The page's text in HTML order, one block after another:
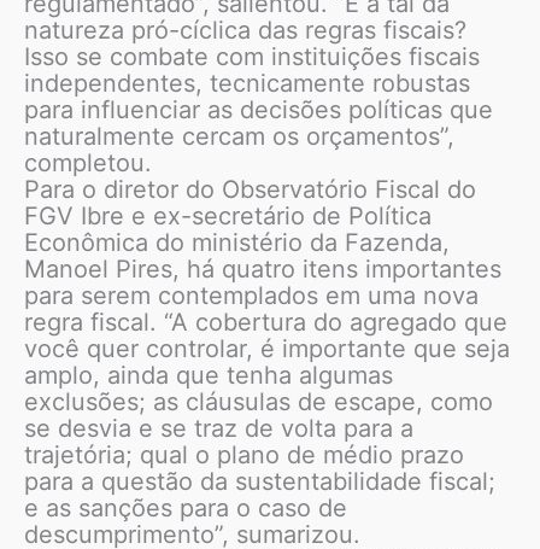
natureza pró-cíclica das regras fiscais?
Isso se combate com instituições fiscais
independentes, tecnicamente robustas
para influenciar as decisões políticas que
naturalmente cercam os orçamentos”,
completou.
Para o diretor do Observatório Fiscal do
FGV Ibre e ex-secretário de Política
Econômica do ministério da Fazenda,
Manoel Pires, há quatro itens importantes
para serem contemplados em uma nova
regra fiscal. “A cobertura do agregado que
você quer controlar, é importante que seja
amplo, ainda que tenha algumas
exclusões; as cláusulas de escape, como
se desvia e se traz de volta para a
trajetória; qual o plano de médio prazo
para a questão da sustentabilidade fiscal;
e as sanções para o caso de
descumprimento”, sumarizou.